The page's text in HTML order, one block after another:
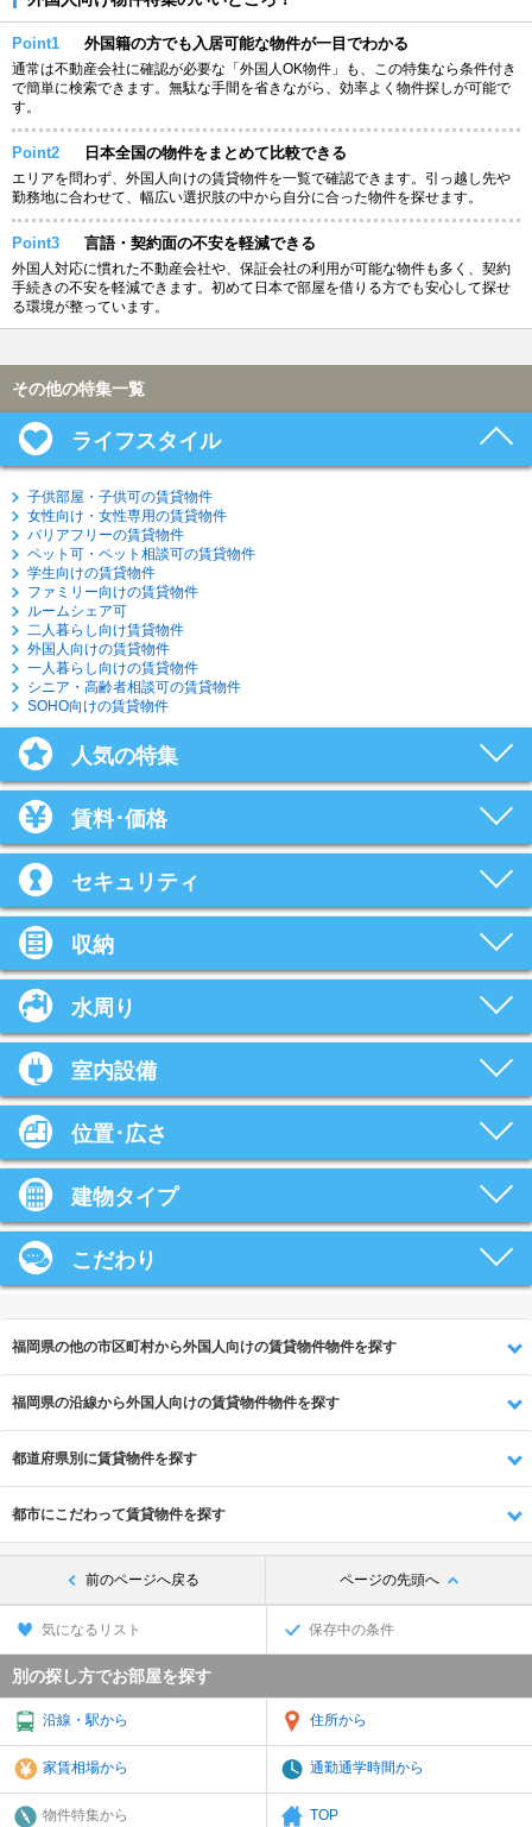
Point1 外国籍の方でも入居可能な物件が一目でわかる
通常は不動産会社に確認が必要な「外国人OK物件」も、この特集なら条件付き
で簡単に検索できます。無駄な手間を省きながら、効率よく物件探しが可能で
す。
Point2 日本全国の物件をまとめて比較できる
エリアを問わず、外国人向けの賃貸物件を一覧で確認できます。引っ越し先や
勤務地に合わせて、幅広い選択肢の中から自分に合った物件を探せます。
Point3 言語・契約面の不安を軽減できる
外国人対応に慣れた不動産会社や、保証会社の利用が可能な物件も多く、契約
手続きの不安を軽減できます。初めて日本で部屋を借りる方でも安心して探せ
る環境が整っています。
その他の特集一覧
ライフスタイル
子供部屋・子供可の賃貸物件
女性向け・女性専用の賃貸物件
バリアフリーの賃貸物件
ペット可・ペット相談可の賃貸物件
学生向けの賃貸物件
ファミリー向けの賃貸物件
ルームシェア可
二人暮らし向け賃貸物件
外国人向けの賃貸物件
一人暮らし向けの賃貸物件
シニア・高齢者相談可の賃貸物件
SOHO向けの賃貸物件
人気の特集
賃料･価格
セキュリティ
収納
水周り
室内設備
位置･広さ
建物タイプ
こだわり
福岡県の他の市区町村から外国人向けの賃貸物件物件を探す
福岡県の沿線から外国人向けの賃貸物件物件を探す
都道府県別に賃貸物件を探す
都市にこだわって賃貸物件を探す
前のページへ戻る ページの先頭へ
気になるリスト 保存中の条件
別の探し方でお部屋を探す
沿線・駅から 住所から
家賃相場から 通勤通学時間から
物件特集から TOP